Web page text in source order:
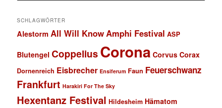
SCHLAGWÖRTER
Alestorm All Will KnowAmphi Festival ASP
Blutengel Coppelius Corona Corvus Corax
Dornenreich Eisbrecher Ensiferum Faun Feuerschwanz
Frankfurt Harakiri For The Sky
Hexentanz Festival Hildesheim Hämatom